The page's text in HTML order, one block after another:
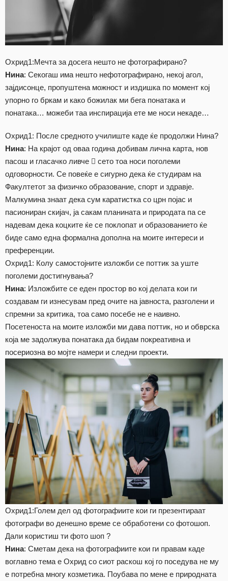
Охрид1:Мечта за досега нешто не фотографирано?
Нина: Секогаш има нешто нефотографирано, некој агол,
зајдисонце, пропуштена можност и издишка по момент кој
упорно го бркам и како божилак ми бега понатака и
понатака… можеби таа инспирација ете ме носи некаде…
Охрид1: После средното училиште каде ќе продолжи Нина?
Нина: На крајот од оваа година добивам лична карта, нов
пасош и гласачко ливче  сето тоа носи поголеми
одговорности. Се повеќе е сигурно дека ќе студирам на
Факултетот за физичко образование, спорт и здравје.
Малкумина знаат дека сум каратистка со црн појас и
пасиониран скијач, ја сакам планината и природата па се
надевам дека коцките ќе се поклопат и образованието ќе
биде само една формална дополна на моите интереси и
преференции.
Охрид1: Колу самостојните изложби се поттик за уште
поголеми достигнувања?
Нина: Изложбите се еден простор во кој делата кои ги
создавам ги изнесувам пред очите на јавноста, разголени и
спремни за критика, тоа само посебе не е наивно.
Посетеноста на моите изложби ми дава поттик, но и обврска
која ме задолжува понатака да бидам покреативна и
посериозна во мојте намери и следни проекти.
Охрид1:Голем дел од фотографиите кои ги презентираат
фотографи во денешно време се обработени со фотошоп.
Дали користиш ти фото шоп ?
Нина: Сметам дека на фотографиите кои ги правам каде
воглавно тема е Охрид со сиот раскош кој го поседува не му
е потребна многу козметика. Поубава по мене е природната